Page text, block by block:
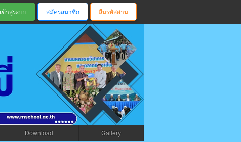
สมัครสมาชิก ลืมรหัสผ่าน
รัง
Download Gallery